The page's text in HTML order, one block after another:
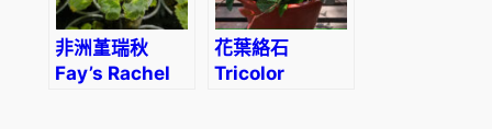
非洲堇瑞秋
Fay’s Rachel
花葉絡石
Tricolor